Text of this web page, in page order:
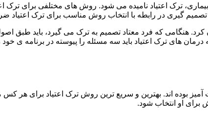
ترک اعتیاد نامیده می شود. روش های مختلفی برای ترک
گیری در رابطه با انتخاب روش مناسب برای ترک اعتیاد
کرد. هنگامی که فرد معتاد تصمیم به ترک می گیرد، باید طبق
های ترک اعتیاد باید سه مسئله را پیوسته در برنامه ی خود
بوده اند. بهترین و سریع ترین روش ترک اعتیاد برای هر کس
او انتخاب شود.